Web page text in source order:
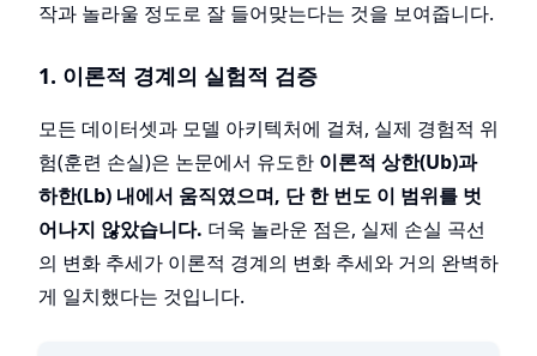
작과 놀라울 정도로 잘 들어맞는다는 것을 보여줍니다.
1. 이론적 경계의 실험적 검증
모든 데이터셋과 모델 아키텍처에 걸쳐, 실제 경험적 위
험(훈련 손실)은 논문에서 유도한 이론적 상한(Ub)과
하한(Lb) 내에서 움직였으며, 단 한 번도 이 범위를 벗
어나지 않았습니다. 더욱 놀라운 점은, 실제 손실 곡선
의 변화 추세가 이론적 경계의 변화 추세와 거의 완벽하
게 일치했다는 것입니다.